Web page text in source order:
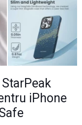
iPhone